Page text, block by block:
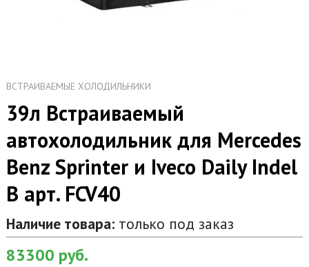
ВСТРАИВАЕМЫЕ ХОЛОДИЛЬНИКИ
39л Встраиваемый
автохолодильник для Mercedes
Benz Sprinter и Iveco Daily Indel
B арт. FCV40
Наличие товара:только под заказ
83300 руб.